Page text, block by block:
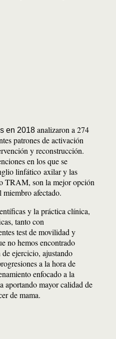
en 2018 analizaron a 274
patrones de activación
y reconstrucción.
en los que se
linfático axilar y las
TRAM, son la mejor opción
afectado.
y la práctica clínica,
tanto con
test de movilidad y
no hemos encontrado
ejercicio, ajustando
a la hora de
enfocado a la
aportando mayor calidad de
de mama.